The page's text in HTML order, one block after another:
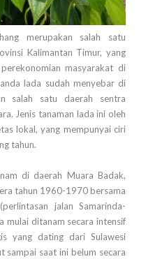
merupakan salah satu
Kalimantan Timur, yang
masyarakat di
lada sudah menyebar di
salah satu daerah sentra
Jenis tanaman lada ini oleh
lokal, yang mempunyai ciri
tahun.
di daerah Muara Badak,
tahun 1960-1970 bersama
jalan Samarinda-
mulai ditanam secara intensif
yang dating dari Sulawesi
sampai saat ini belum secara